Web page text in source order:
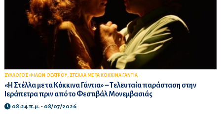
ΣΥΛΛΟΓΟΣ ΦΙΛΩΝ ΘΕΑΤΡΟΥ, ΣΤΕΛΛΑ ΜΕ ΤΑ ΚΟΚΚΙΝΑ ΓΑΝΤΙΑ
«Η Στέλλα με τα Κόκκινα Γάντια» – Τελευταία παράσταση στην
Ιεράπετρα πριν από το Φεστιβάλ Μονεμβασιάς
08:24 π.μ. - 08/07/2026